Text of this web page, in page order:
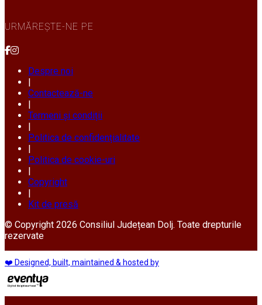
URMĂREȘTE-NE PE
Despre noi
|
Contactează-ne
|
Termeni și condiții
|
Politica de confidențialitate
|
Politica de cookie-uri
|
Copyright
|
Kit de presă
© Copyright 2026 Consiliul Județean Dolj. Toate drepturile
rezervate
❤️ Designed, built, maintained & hosted by